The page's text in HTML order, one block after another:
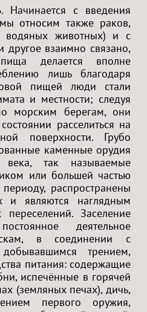
. Начинается с введения
относим также раков,
водяных животных) и с
другое взаимно связано,
делается вполне
лишь благодаря
пищей люди стали
и местности; следуя
морским берегам, они
расселиться на
поверхности. Грубо
каменные орудия
века, так называемые
или большей частью
распространены
и являются наглядным
переселений. Заселение
деятельное
в соединении с
трением,
питания: содержащие
испечённые в горячей
(земляных печах), дичь,
первого оружия,